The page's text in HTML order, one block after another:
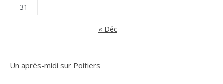
31
« Déc
Un après-midi sur Poitiers